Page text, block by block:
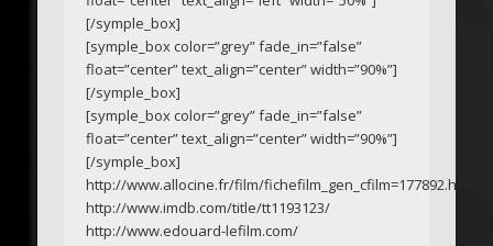
[/symple_box]
[symple_box color=”grey” fade_in=”false”
float=”center” text_align=”center” width=”90%”]
[/symple_box]
[symple_box color=”grey” fade_in=”false”
float=”center” text_align=”center” width=”90%”]
[/symple_box]
http://www.allocine.fr/film/fichefilm_gen_cfilm=177892.html
http://www.imdb.com/title/tt1193123/
http://www.edouard-lefilm.com/